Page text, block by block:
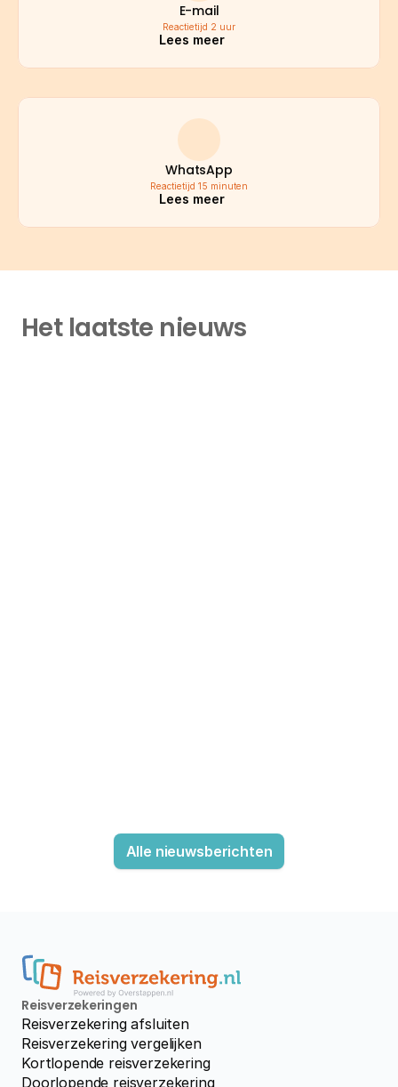
E-mail
Reactietijd 2 uur
Lees meer
WhatsApp
Reactietijd 15 minuten
Lees meer
Het laatste nieuws
Alle nieuwsberichten
Reisverzekeringen
Reisverzekering afsluiten
Reisverzekering vergelijken
Kortlopende reisverzekering
Doorlopende reisverzekering